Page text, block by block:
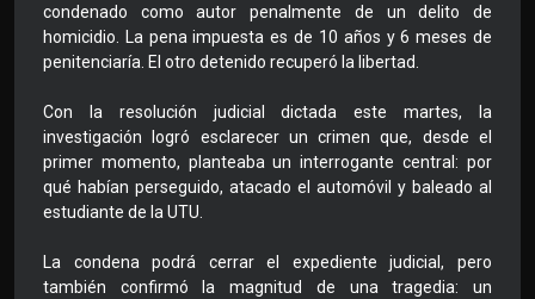
condenado como autor penalmente de un delito de
homicidio. La pena impuesta es de 10 años y 6 meses de
penitenciaría. El otro detenido recuperó la libertad.
Con la resolución judicial dictada este martes, la
investigación logró esclarecer un crimen que, desde el
primer momento, planteaba un interrogante central: por
qué habían perseguido, atacado el automóvil y baleado al
estudiante de la UTU.
La condena podrá cerrar el expediente judicial, pero
también confirmó la magnitud de una tragedia: un